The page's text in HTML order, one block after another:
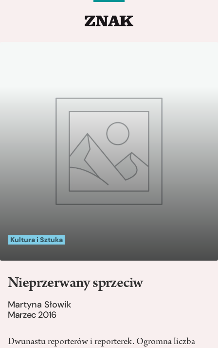
Kultura i Sztuka
Nieprzerwany sprzeciw
Martyna Słowik
Marzec 2016
Dwunastu reporterów i reporterek. Ogromna liczba